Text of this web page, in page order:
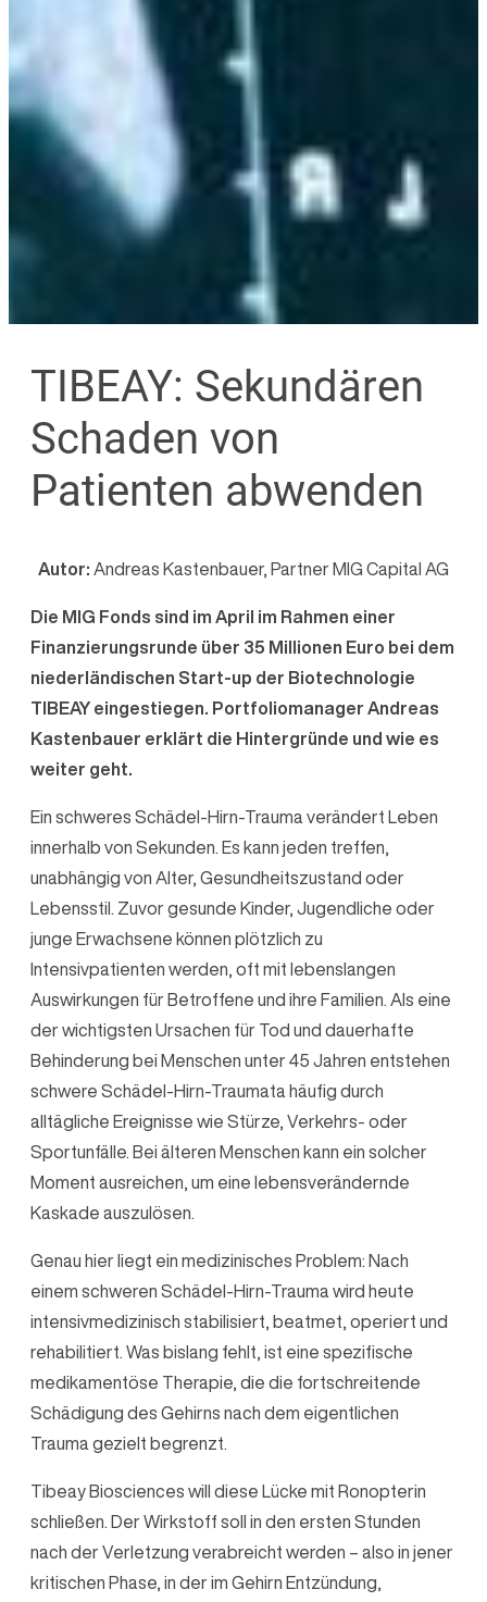
TIBEAY: Sekundären
Schaden von
Patienten abwenden
Autor: Andreas Kastenbauer, Partner MIG Capital AG
Die MIG Fonds sind im April im Rahmen einer
Finanzierungsrunde über 35 Millionen Euro bei dem
niederländischen Start-up der Biotechnologie
TIBEAY eingestiegen. Portfoliomanager Andreas
Kastenbauer erklärt die Hintergründe und wie es
weiter geht.
Ein schweres Schädel-Hirn-Trauma verändert Leben
innerhalb von Sekunden. Es kann jeden treffen,
unabhängig von Alter, Gesundheitszustand oder
Lebensstil. Zuvor gesunde Kinder, Jugendliche oder
junge Erwachsene können plötzlich zu
Intensivpatienten werden, oft mit lebenslangen
Auswirkungen für Betroffene und ihre Familien. Als eine
der wichtigsten Ursachen für Tod und dauerhafte
Behinderung bei Menschen unter 45 Jahren entstehen
schwere Schädel-Hirn-Traumata häufig durch
alltägliche Ereignisse wie Stürze, Verkehrs- oder
Sportunfälle. Bei älteren Menschen kann ein solcher
Moment ausreichen, um eine lebensverändernde
Kaskade auszulösen.
Genau hier liegt ein medizinisches Problem: Nach
einem schweren Schädel-Hirn-Trauma wird heute
intensivmedizinisch stabilisiert, beatmet, operiert und
rehabilitiert. Was bislang fehlt, ist eine spezifische
medikamentöse Therapie, die die fortschreitende
Schädigung des Gehirns nach dem eigentlichen
Trauma gezielt begrenzt.
Tibeay Biosciences will diese Lücke mit Ronopterin
schließen. Der Wirkstoff soll in den ersten Stunden
nach der Verletzung verabreicht werden – also in jener
kritischen Phase, in der im Gehirn Entzündung,